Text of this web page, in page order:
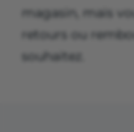
magasin, mais
retours ou
souhaitez.